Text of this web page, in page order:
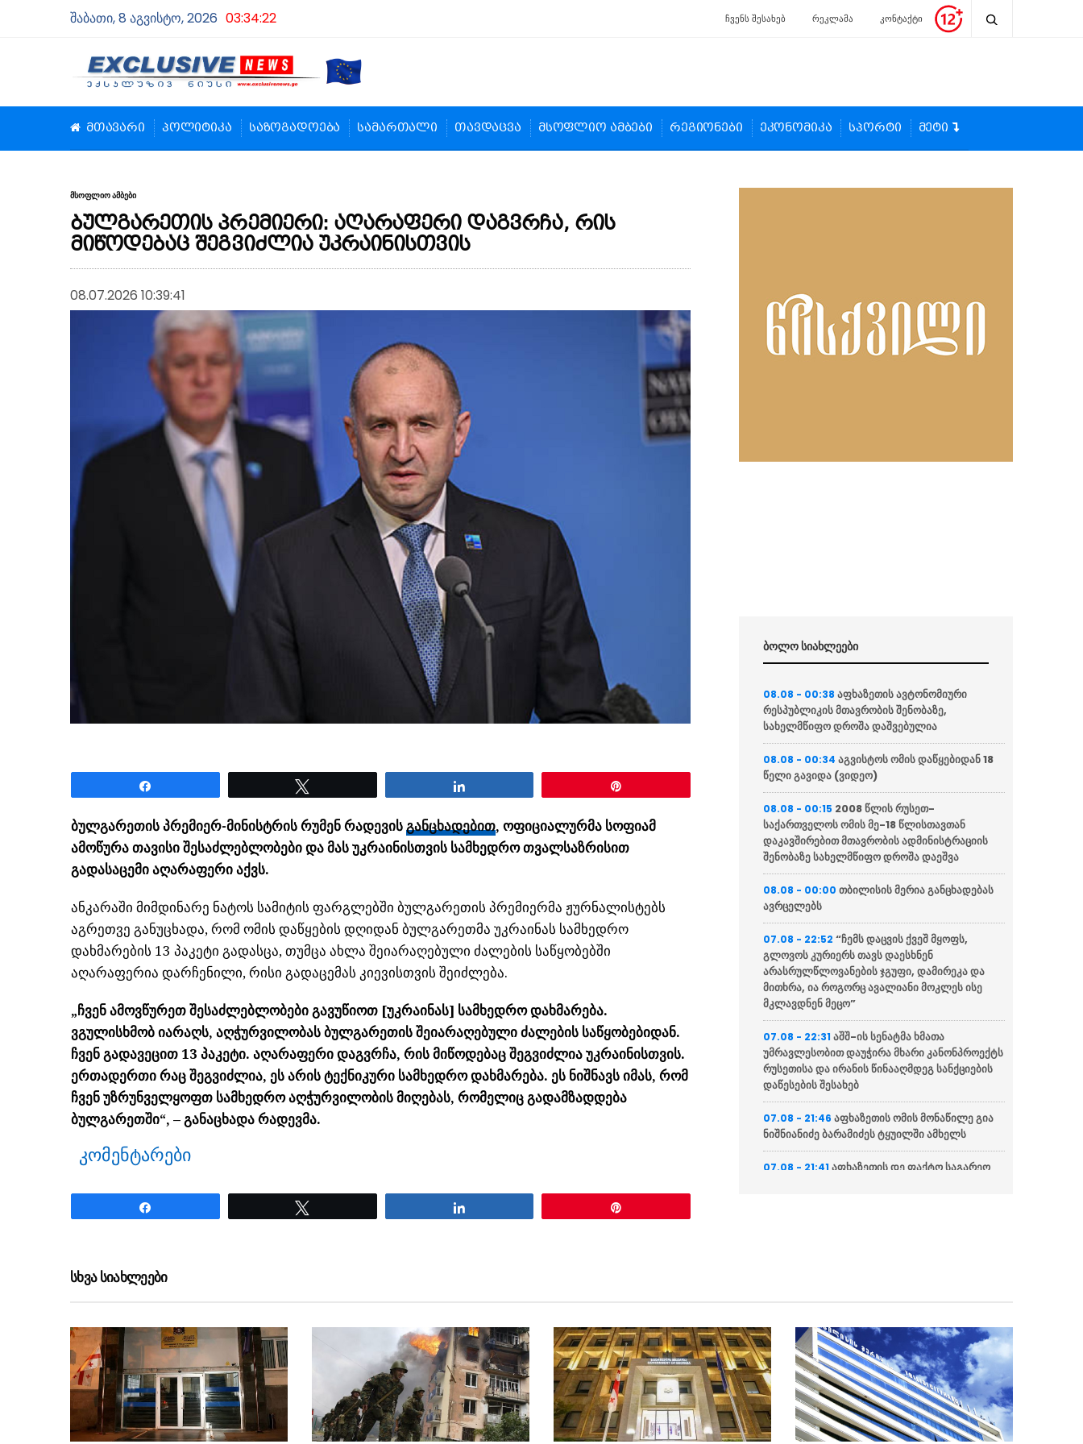
შაბათი, 8 აგვისტო, 2026 03:34:23 ჩვენს შესახებ რეკლამა კონტაქტი
მთავარი პოლიტიკა საზოგადოება სამართალი თავდაცვა მსოფლიო ამბები რეგიონები ეკონომიკა სპორტი მეტი
მსოფლიო ამბები
ბულგარეთის პრემიერი: აღარაფერი დაგვრჩა, რის
მიწოდებაც შეგვიძლია უკრაინისთვის
08.07.2026 10:39:41
ბულგარეთის პრემიერ-მინისტრის რუმენ რადევის განცხადებით, ოფიციალურმა სოფიამ
ამოწურა თავისი შესაძლებლობები და მას უკრაინისთვის სამხედრო თვალსაზრისით
გადასაცემი აღარაფერი აქვს.
ანკარაში მიმდინარე ნატოს სამიტის ფარგლებში ბულგარეთის პრემიერმა ჟურნალისტებს
აგრეთვე განუცხადა, რომ ომის დაწყების დღიდან ბულგარეთმა უკრაინას სამხედრო
დახმარების 13 პაკეტი გადასცა, თუმცა ახლა შეიარაღებული ძალების საწყობებში
აღარაფერია დარჩენილი, რისი გადაცემას კიევისთვის შეიძლება.
„ჩვენ ამოვწურეთ შესაძლებლობები გავუწიოთ [უკრაინას] სამხედრო დახმარება.
ვგულისხმობ იარაღს, აღჭურვილობას ბულგარეთის შეიარაღებული ძალების საწყობებიდან.
ჩვენ გადავეცით 13 პაკეტი. აღარაფერი დაგვრჩა, რის მიწოდებაც შეგვიძლია უკრაინისთვის.
ერთადერთი რაც შეგვიძლია, ეს არის ტექნიკური სამხედრო დახმარება. ეს ნიშნავს იმას, რომ
ჩვენ უზრუნველყოფთ სამხედრო აღჭურვილობის მიღებას, რომელიც გადამზადდება
ბულგარეთში“, – განაცხადა რადევმა.
კომენტარები
ბოლო სიახლეები
08.08 - 00:38აფხაზეთის ავტონომიური
რესპუბლიკის მთავრობის შენობაზე,
სახელმწიფო დროშა დაშვებულია
08.08 - 00:34აგვისტოს ომის დაწყებიდან 18
წელი გავიდა (ვიდეო)
08.08 - 00:15 2008 წლის რუსეთ-
საქართველოს ომის მე-18 წლისთავთან
დაკავშირებით მთავრობის ადმინისტრაციის
შენობაზე სახელმწიფო დროშა დაეშვა
08.08 - 00:00თბილისის მერია განცხადებას
ავრცელებს
07.08 - 22:52“ჩემს დაცვის ქვეშ მყოფს,
გლოვოს კურიერს თავს დაესხნენ
არასრულწლოვანების ჯგუფი, დამირეკა და
მითხრა, ია როგორც ავალიანი მოკლეს ისე
მკლავდნენ მეცო”
07.08 - 22:31აშშ-ის სენატმა ხმათა
უმრავლესობით დაუჭირა მხარი კანონპროექტს
რუსეთისა და ირანის წინააღმდეგ სანქციების
დაწესების შესახებ
07.08 - 21:46აფხაზეთის ომის მონაწილე გია
ნიშნიანიძე ბარამიძეს ტყუილში ამხელს
07.08 - 21:41აფხაზეთის დე ფაქტო საგარეო
ავრცელებს
07.08 - 21:04“ფარულ ჩანაწერში ნია იმნაძე
და მამამისი განიხილავდნენ, როგორ ჩაიდინა
ალექსანდრე გაბაშვილმა დანაშაული”
07.08 - 20:20“საფრანგეთი არ დაუშვებს
სხვა სიახლეები